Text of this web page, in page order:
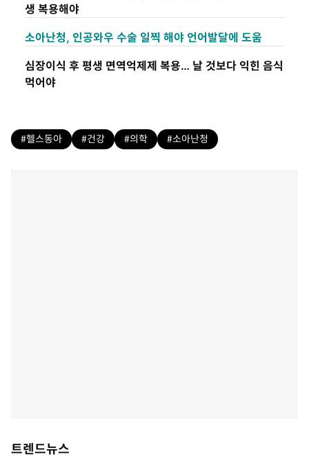
생 복용해야
소아난청, 인공와우 수술 일찍 해야 언어발달에 도움
심장이식 후 평생 면역억제제 복용… 날 것보다 익힌 음식
먹어야
#헬스동아 #건강 #의학 #소아난청
트렌드뉴스